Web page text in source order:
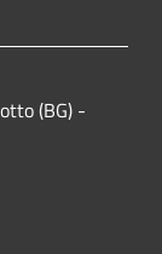
(BG) -